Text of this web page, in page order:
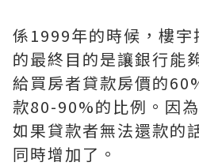
係1999年的時候，樓宇
的最終目的是讓銀行能
給買房者貸款房價的
款80-90%的比例。因
如果貸款者無法還款的
同時增加了。